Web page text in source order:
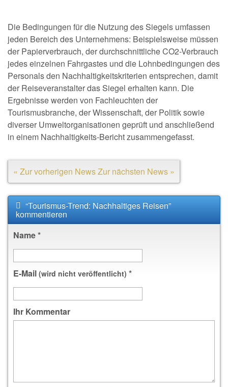
Die Bedingungen für die Nutzung des Siegels umfassen
jeden Bereich des Unternehmens: Beispielsweise müssen
der Papierverbrauch, der durchschnittliche CO2-Verbrauch
jedes einzelnen Fahrgastes und die Lohnbedingungen des
Personals den Nachhaltigkeitskriterien entsprechen, damit
der Reiseveranstalter das Siegel erhalten kann. Die
Ergebnisse werden von Fachleuchten der
Tourismusbranche, der Wissenschaft, der Politik sowie
diverser Umweltorganisationen geprüft und anschließend
in einem Nachhaltigkeits-Bericht zusammengefasst.
« Zur vorherigen NewsZur nächsten News »
“Tourismus-Trend: Nachhaltiges Reisen”
kommentieren
Name*
E-Mail (wird nicht veröffentlicht) *
Ihr Kommentar